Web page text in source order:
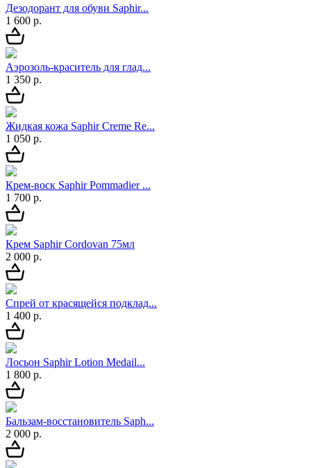
Дезодорант для обуви Saphir...
1 600 р.
Аэрозоль-краситель для глад...
1 350 р.
Жидкая кожа Saphir Creme Re...
1 050 р.
Крем-воск Saphir Pommadier ...
1 700 р.
Крем Saphir Cordovan 75мл
2 000 р.
Спрей от красящейся подклад...
1 400 р.
Лосьон Saphir Lotion Medail...
1 800 р.
Бальзам-восстановитель Saph...
2 000 р.